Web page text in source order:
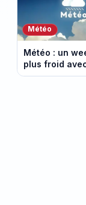
Météo
Météo : un
plus froid
en montagne